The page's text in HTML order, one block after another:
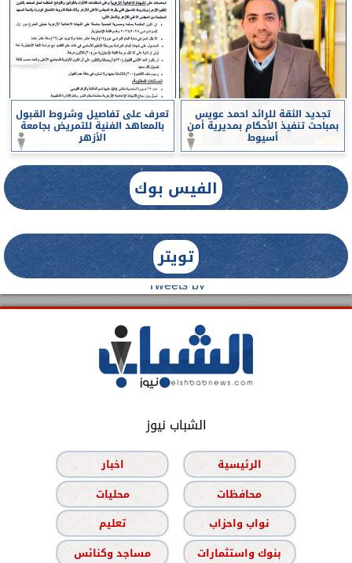
تجديد الثقة للرائد احمد عويس
بمباحث تنفيذ الأحكام بمديرية أمن
أسيوط
تعرف على تفاصيل وشروط القبول
بالمعاهد الفنية للتمريض بجامعة
الأزهر
الفيس بوك
تويتر
Tweets by
الشباب نيوز
الرئيسية
اخبار
محافظات
محليات
نواب واحزاب
تعليم
بنوك واستثمارات
مساجد وكنائس